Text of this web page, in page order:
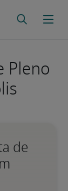
Pleno
de